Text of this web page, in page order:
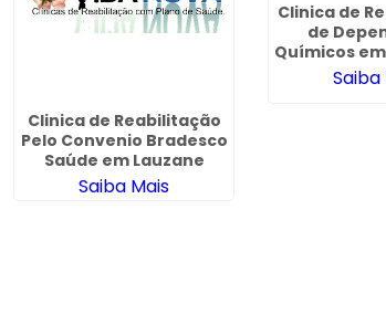
Clinica de Reabilitação
Pelo Convenio Bradesco
Saúde em Lauzane
Paulista
Saiba Mais
Clinica de
de
Químicos
-
Saiba